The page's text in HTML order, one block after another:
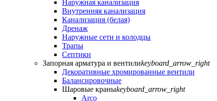
Наружная канализация
Внутренняя канализация
Канализация (белая)
Дренаж
Наружные сети и колодцы
Трапы
Септики
Запорная арматура и вентилиkeyboard_arrow_right
Декоративные хромированные вентили
Балансировочные
Шаровые краныkeyboard_arrow_right
Arco